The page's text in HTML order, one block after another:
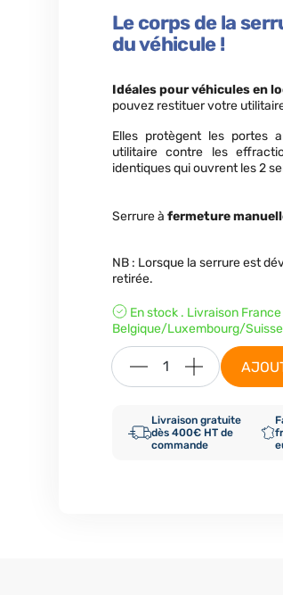
Le corps de la
du véhicule !
Idéales pour véhicules en
pouvez restituer votre
Elles protègent les portes
utilitaire contre les
identiques qui ouvrent les 2
Serrure à fermeture
NB : Lorsque la serrure est
retirée.
En stock . Livraison
Belgique/Luxembourg/
Livraison gratuite
dès 400€ HT de
commande